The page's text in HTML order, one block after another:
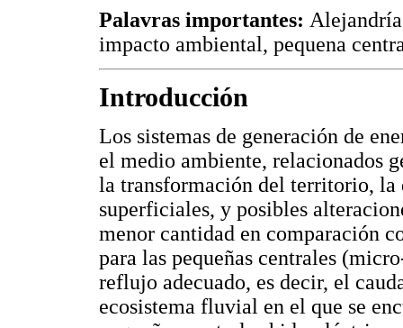
Palavras importantes:
impacto ambiental, pequena
Introducción
Los sistemas de generación de
el medio ambiente, relacionados
la transformación del territorio, la
superficiales, y posibles
menor cantidad en comparación
para las pequeñas centrales
reflujo adecuado, es decir, el
ecosistema fluvial en el que se